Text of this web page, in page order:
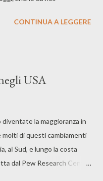
CONTINUA A LEGGERE
USA
la maggioranza in
di questi cambiamenti
al Sud, e lungo la costa
dal Pew Research Center.